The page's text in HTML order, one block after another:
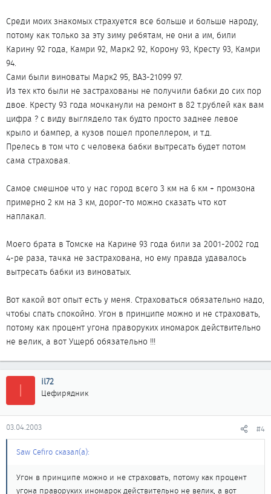
Среди моих знакомых страхуется все больше и больше народу,
потому как только за эту зиму ребятам, не они а им, били
Карину 92 года, Камри 92, Марк2 92, Корону 93, Кресту 93, Камри
94.
Сами были виноваты Марк2 95, ВАЗ-21099 97.
Из тех кто были не застрахованы не получили бабки до сих пор
двое. Кресту 93 года мочканули на ремонт в 82 т.рублей как вам
цифра ? с виду выглядело так будто просто заднее левое
крыло и бампер, а кузов пошел пропеллером, и т.д.
Прелесь в том что с человека бабки вытресать будет потом
сама страховая.
Самое смешное что у нас город всего 3 км на 6 км + промзона
примерно 2 км на 3 км, дорог-то можно сказать что кот
наплакал.
Моего брата в Томске на Карине 93 года били за 2001-2002 год
4-ре раза, тачка не застрахована, но ему правда удавалось
вытресать бабки из виноватых.
Вот какой вот опыт есть у меня. Страховаться обязательно надо,
чтобы спать спокойно. Угон в принципе можно и не страховать,
потому как процент угона праворуких иномарок действительно
не велик, а вот Ущерб обязательно !!!
I il72
Цефирядник
03.04.2003 #4
Saw Cefiro сказал(а):
Угон в принципе можно и не страховать, потому как процент
угона праворуких иномарок действительно не велик, а вот